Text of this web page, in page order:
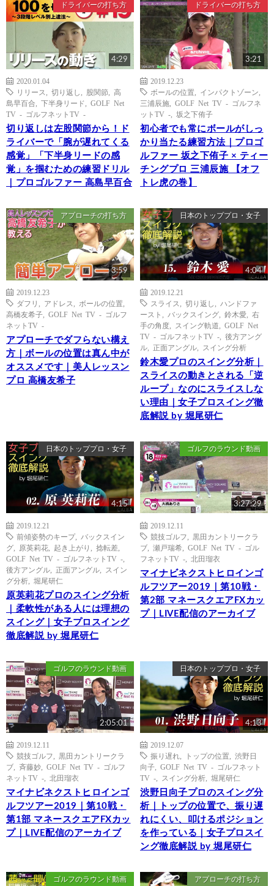
ドライバーの打ち方
4:29
2020.01.04
リリース
切り返し 股関節
高
島早百合
下半身リード
GOLF Net
TV - ゴルフネットTV -
切り返しは左股関節から！ド
ライバーで「腕が遅れてくる
感覚」「下半身リードの感
覚」を掴むための練習ドリル
｜プロゴルファー 高島早百合
ドライバーの打ち方
3:21
2019.12.23
ボールの位置
インパクトゾーン
三浦辰施
GOLF Net TV - ゴルフネ
ットTV -
坂之下侑子
初心者でも常にボールがしっ
かり当たる練習方法｜プロゴ
ルファー 坂之下侑子 × ティー
チングプロ 三浦辰施 【オフ
トレ虎の巻】
アプローチの打ち方
3:59
2019.12.23
ダフリ
アドレス ボールの位置
高橋友希子
GOLF Net TV - ゴルフ
ネットTV -
アプローチでダフらない構え
方｜ボールの位置は真ん中が
オススメです｜美人レッスン
プロ 高橋友希子
日本のトッププロ・女子
4:04
2019.12.21
スライス
切り返し
ハンドファ
ースト
バックスイング 鈴木愛
右
手の角度
スイング軌道
GOLF Net
TV - ゴルフネットTV -
後方アング
ル
正面アングル スイング分析
鈴木愛プロのスイング分析｜
スライスの動きとされる「逆
ループ」なのにスライスしな
い理由｜女子プロスイング徹
底解説 by 堀尾研仁
日本のトッププロ・女子
4:15
2019.12.21
前傾姿勢のキープ, バックスイン
グ
原英莉花 起き上がり 捻転差
GOLF Net TV - ゴルフネットTV -
後方アングル
正面アングル
スイン
グ分析
堀尾研仁
原英莉花プロのスイング分析
｜柔軟性がある人には理想の
スイング｜女子プロスイング
徹底解説 by 堀尾研仁
ゴルフのラウンド動画
3:27:29
2019.12.11
競技ゴルフ
黒田カントリークラ
ブ
瀬戸瑞希
GOLF Net TV - ゴル
フネットTV -
北田瑠衣
マイナビネクストヒロインゴ
ルフツアー2019｜第10戦・
第2部 マネースクエアFXカッ
プ｜LIVE配信のアーカイブ
ゴルフのラウンド動画
2:05:01
2019.12.11
競技ゴルフ
黒田カントリークラ
ブ
斉藤妙
GOLF Net TV - ゴルフ
ネットTV -
北田瑠衣
マイナビネクストヒロインゴ
ルフツアー2019｜第10戦・
第1部 マネースクエアFXカッ
プ｜LIVE配信のアーカイブ
日本のトッププロ・女子
4:13
2019.12.07
振り遅れ
トップの位置
渋野日
向子
GOLF Net TV - ゴルフネット
TV -
スイング分析 堀尾研仁
渋野日向子プロのスイング分
析｜トップの位置で、振り遅
れにくい、叩けるポジション
を作っている｜女子プロスイ
ング徹底解説 by 堀尾研仁
ゴルフのラウンド動画 アプローチの打ち方